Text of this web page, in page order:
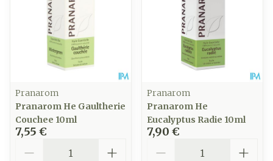
Pranarom
Pranarom He Gaultherie
Couchee 10ml
7,55 €
Pranarom
Pranarom He
Eucalyptus Radie 10ml
7,90 €